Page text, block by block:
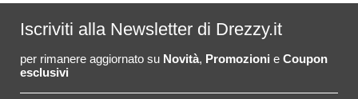
Iscriviti alla Newsletter di Drezzy.it
per rimanere aggiornato su Novità, Promozioni e Coupon
esclusivi